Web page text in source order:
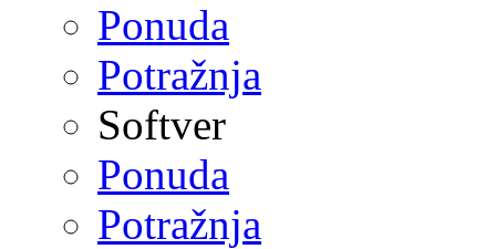
Ponuda
Potražnja
Softver
Ponuda
Potražnja